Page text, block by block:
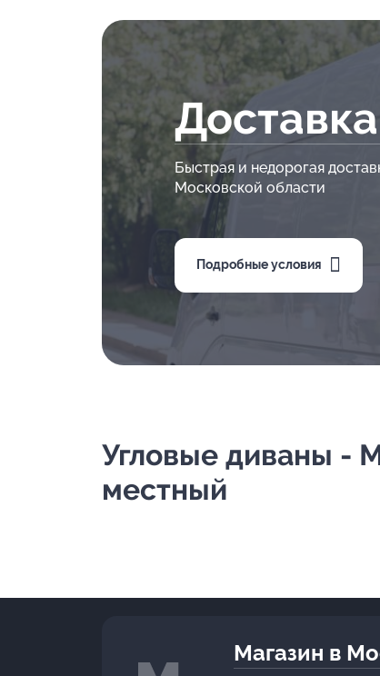
Быстрая и недорогая
Московской области
Подробные условия
Угловые диваны -
местный
Магазин в